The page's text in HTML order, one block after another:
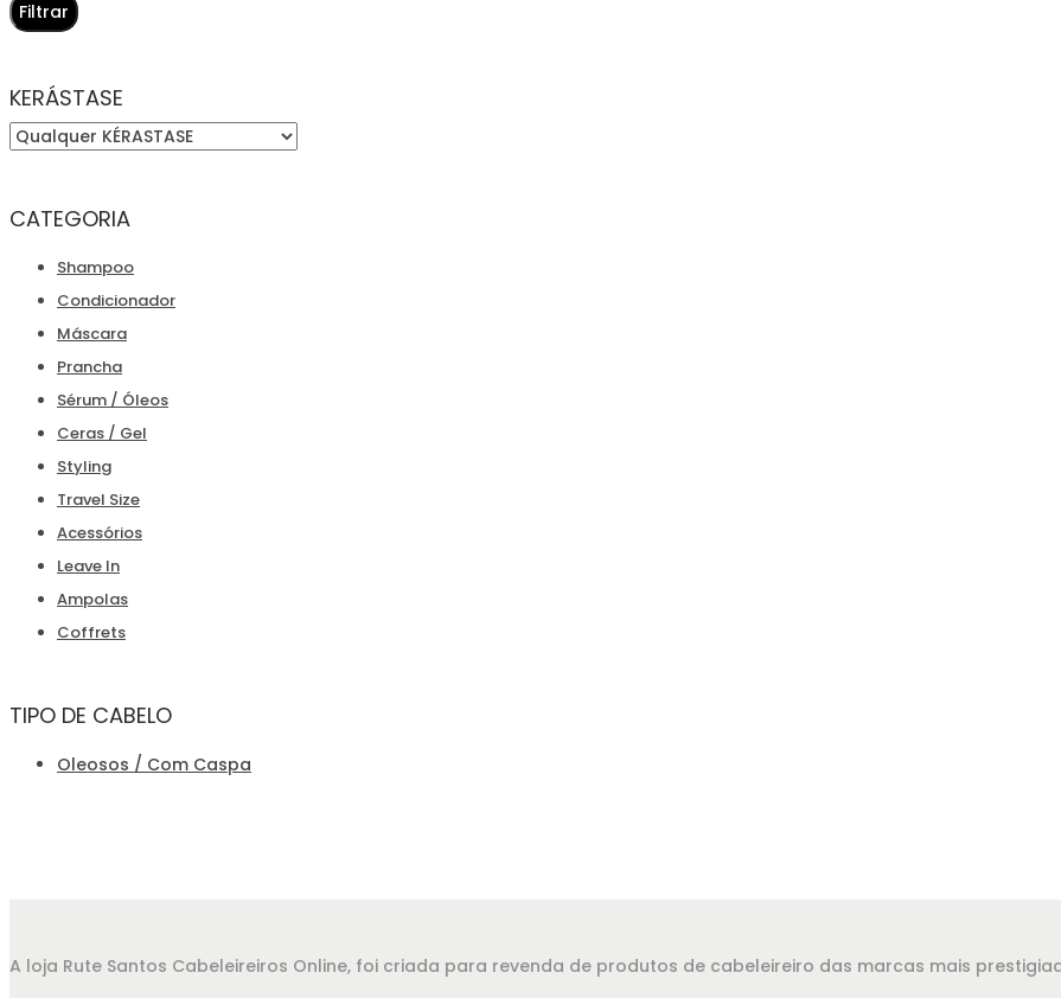
Filtrar
KERÁSTASE
CATEGORIA
Shampoo
Condicionador
Máscara
Prancha
Sérum / Óleos
Ceras / Gel
Styling
Travel Size
Acessórios
Leave In
Ampolas
Coffrets
TIPO DE CABELO
Oleosos / Com Caspa
A loja Rute Santos Cabeleireiros Online, foi criada para revenda de produtos de cabeleireiro das marcas mais